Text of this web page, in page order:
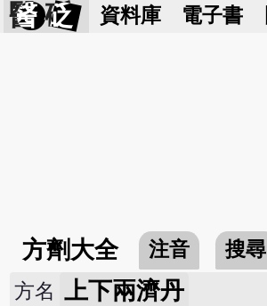
醫 砭 資料庫 電子書
方劑大全 注音 搜尋
方名 上下兩濟丹